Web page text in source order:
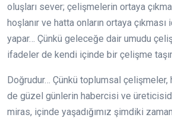
oluşları sever; çelişmelerin ortaya
hoşlanır ve hatta onların ortaya
yapar… Çünkü geleceğe dair umudu
ifadeler de kendi içinde bir çelişme
Doğrudur… Çünkü toplumsal
de güzel günlerin habercisi ve
miras, içinde yaşadığımız şimdiki